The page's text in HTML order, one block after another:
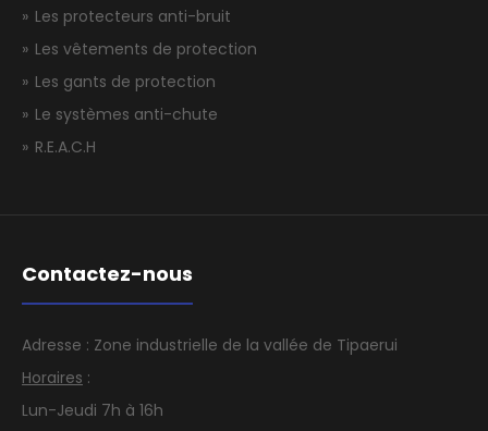
Kratos safety
Les protecteurs anti-bruit
Les vêtements de protection
Les gants de protection
Le systèmes anti-chute
R.E.A.C.H
Contactez-nous
Adresse : Zone industrielle de la vallée de Tipaerui
Horaires :
Lun-Jeudi 7h à 16h